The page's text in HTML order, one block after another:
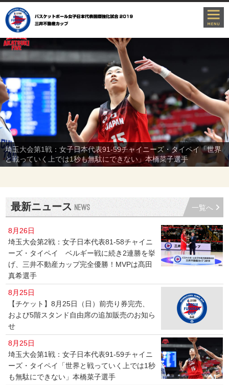
埼玉大会第1戦：女子日本代表91-59チャイニーズ・タイペイ「世界
と戦っていく上では1秒も無駄にできない」本橋菜子選手
最新ニュース 一覧へ
8月26日
埼玉大会第2戦：女子日本代表81-58チャイニ
ーズ・タイペイ ベルギー戦に続き2連勝を挙
げ、三井不動産カップ完全優勝！MVPは髙田
真希選手
8月25日
【チケット】8月25日（日）前売り券完売、
および5階スタンド自由席の追加販売のお知ら
せ
8月25日
埼玉大会第1戦：女子日本代表91-59チャイニ
ーズ・タイペイ「世界と戦っていく上では1秒
も無駄にできない」本橋菜子選手